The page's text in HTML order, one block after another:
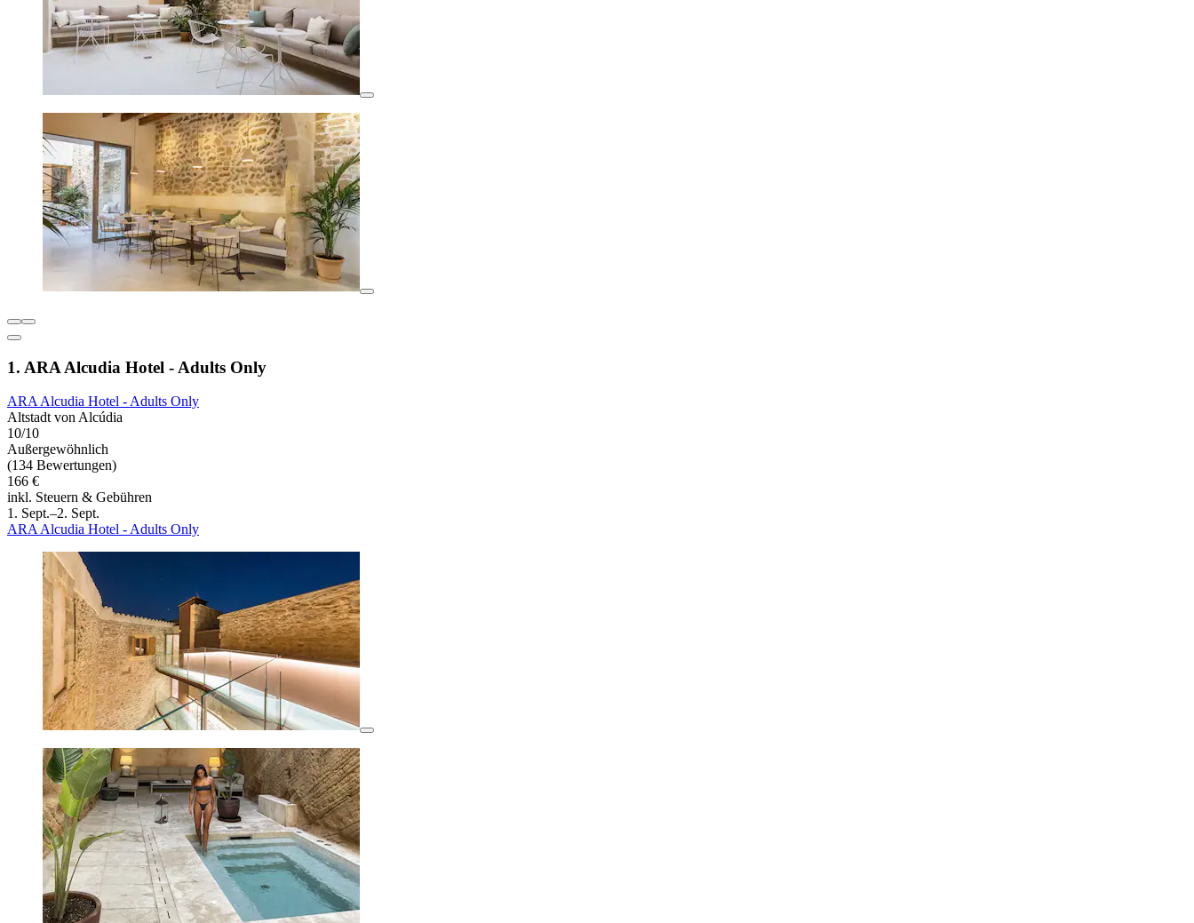
1. ARA Alcudia Hotel - Adults Only
ARA Alcudia Hotel - Adults Only
Altstadt von Alcúdia
10/10
Außergewöhnlich
(134 Bewertungen)
166 €
inkl. Steuern & Gebühren
1. Sept.–2. Sept.
ARA Alcudia Hotel - Adults Only